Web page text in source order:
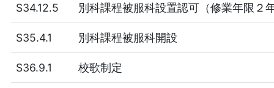
S34.12.5 別科課程被服科設置認可（修業年限２
S35.4.1 別科課程被服科開設
S36.9.1 校歌制定